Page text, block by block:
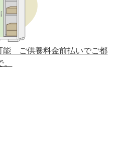
28年6月16日(木)
27年11月27日
26年12月5日
年4月28日
ご供養料金前払いでご都